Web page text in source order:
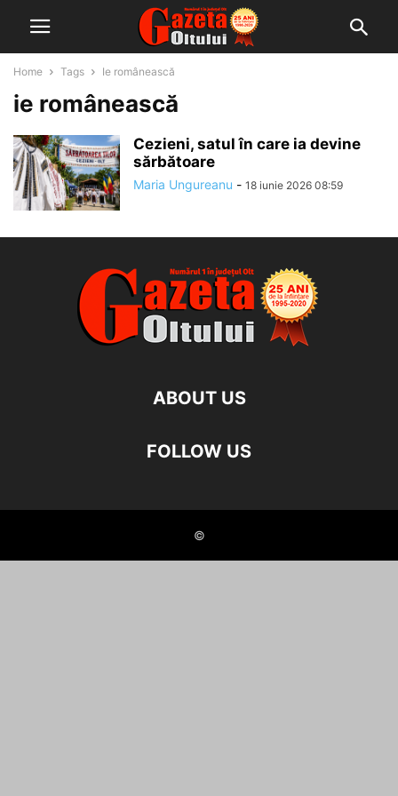
Home Tags Ie românească
ie românească
Cezieni, satul în care ia devine
sărbătoare
Maria Ungureanu - 18 iunie 2026 08:59
ABOUT US
FOLLOW US
©